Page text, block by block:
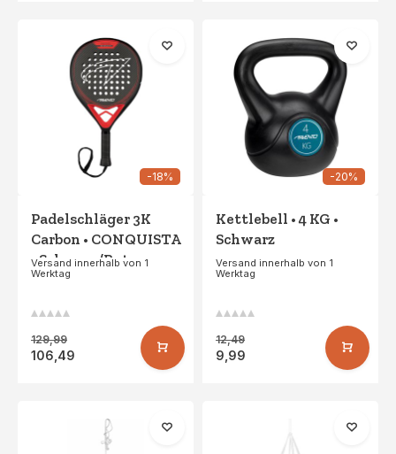
-18%
Padelschläger 3K
Carbon • CONQUISTA
• Schwarz/Rot
Versand innerhalb von 1
Werktag
129,99
106,49
-20%
Kettlebell • 4 KG •
Schwarz
Versand innerhalb von 1
Werktag
12,49
9,99